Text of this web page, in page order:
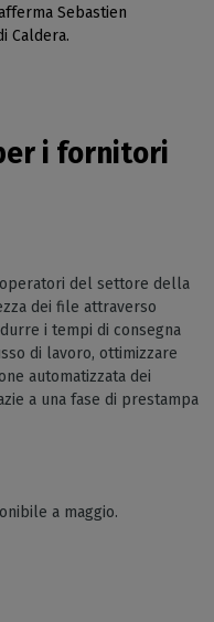
Sebastien
Caldera.
i fornitori
operatori del settore della
dei file attraverso
i tempi di consegna
di lavoro, ottimizzare
automatizzata dei
a una fase di prestampa
a maggio.